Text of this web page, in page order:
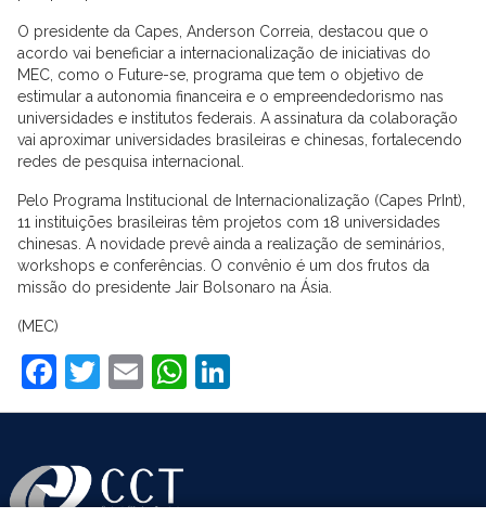
O presidente da Capes, Anderson Correia, destacou que o
acordo vai beneficiar a internacionalização de iniciativas do
MEC, como o Future-se, programa que tem o objetivo de
estimular a autonomia financeira e o empreendedorismo nas
universidades e institutos federais. A assinatura da colaboração
vai aproximar universidades brasileiras e chinesas, fortalecendo
redes de pesquisa internacional.
Pelo Programa Institucional de Internacionalização (Capes PrInt),
11 instituições brasileiras têm projetos com 18 universidades
chinesas. A novidade prevê ainda a realização de seminários,
workshops e conferências. O convênio é um dos frutos da
missão do presidente Jair Bolsonaro na Ásia.
(MEC)
Facebook
Twitter
EmailWhatsApp